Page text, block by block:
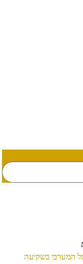
המערבי בשקיעה